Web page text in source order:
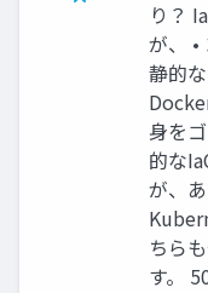
り？
が、
静的
身を
的な
が、
ちら
す。